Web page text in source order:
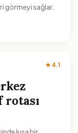
görmeyi sağlar.
★ 4.1
rotası